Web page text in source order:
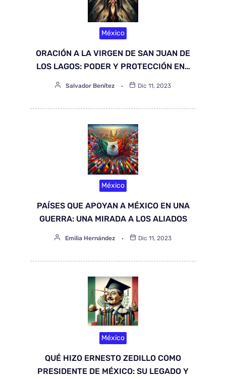
México
ORACIÓN A LA VIRGEN DE SAN JUAN DE
LOS LAGOS: PODER Y PROTECCIÓN EN…
Salvador Benítez Dic 11, 2023
México
PAÍSES QUE APOYAN A MÉXICO EN UNA
GUERRA: UNA MIRADA A LOS ALIADOS
Emilia Hernández Dic 11, 2023
México
QUÉ HIZO ERNESTO ZEDILLO COMO
PRESIDENTE DE MÉXICO: SU LEGADO Y